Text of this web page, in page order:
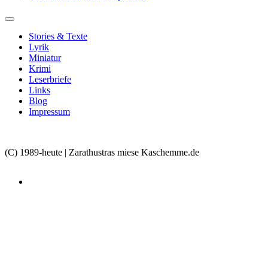
Stories & Texte
Lyrik
Miniatur
Krimi
Leserbriefe
Links
Blog
Impressum
(C) 1989-heute | Zarathustras miese Kaschemme.de